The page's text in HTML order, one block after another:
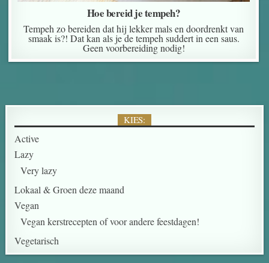
Hoe bereid je tempeh?
Tempeh zo bereiden dat hij lekker mals en doordrenkt van
smaak is?! Dat kan als je de tempeh suddert in een saus.
Geen voorbereiding nodig!
KIES:
Active
Lazy
Very lazy
Lokaal & Groen deze maand
Vegan
Vegan kerstrecepten of voor andere feestdagen!
Vegetarisch